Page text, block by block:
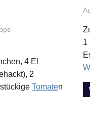
4 El
2
Tomaten
1